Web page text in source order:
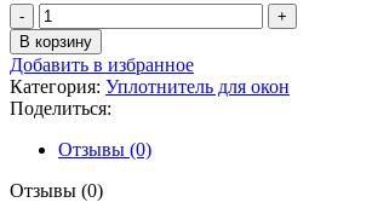
Количество
товара
Уплотнитель
самоклеющ.белый
D
9*5,5
В корзину
Добавить в избранное
Категория: Уплотнитель для окон
Поделиться:
Отзывы (0)
Отзывы (0)